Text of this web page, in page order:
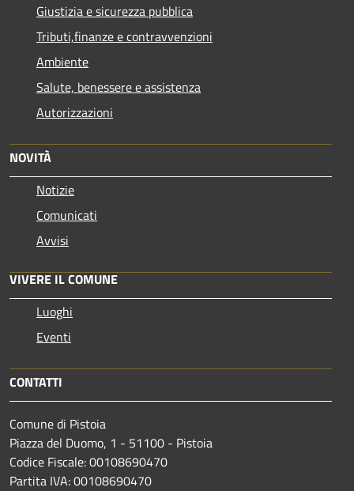
Giustizia e sicurezza pubblica
Tributi,finanze e contravvenzioni
Ambiente
Salute, benessere e assistenza
Autorizzazioni
NOVITÀ
Notizie
Comunicati
Avvisi
VIVERE IL COMUNE
Luoghi
Eventi
CONTATTI
Comune di Pistoia
Piazza del Duomo, 1 - 51100 - Pistoia
Codice Fiscale: 00108690470
Partita IVA: 00108690470